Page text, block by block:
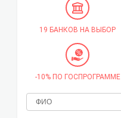
19 БАНКОВ НА ВЫБОР
-10% ПО ГОСПРОГРАММЕ